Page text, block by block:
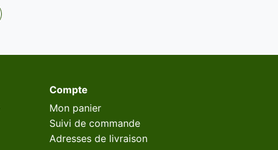
Compte
Mon panier
Suivi de commande
Adresses de livraison